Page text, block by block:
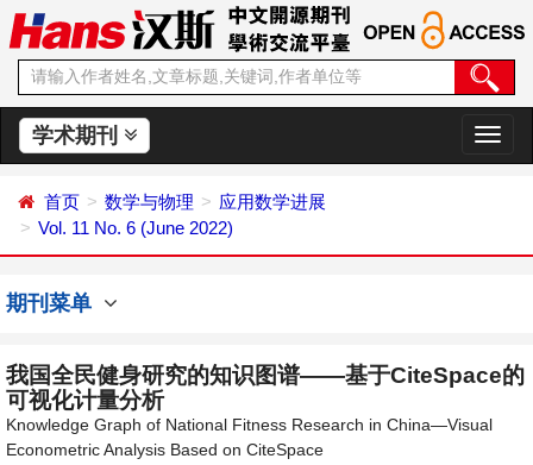
学术期刊
切
换
首页 数学与物理
应用数学进展
Vol. 11 No. 6 (June 2022)
期刊菜单
我国全民健身研究的知识图谱——基于CiteSpace的
可视化计量分析
Knowledge Graph of National Fitness Research in China—Visual
Econometric Analysis Based on CiteSpace